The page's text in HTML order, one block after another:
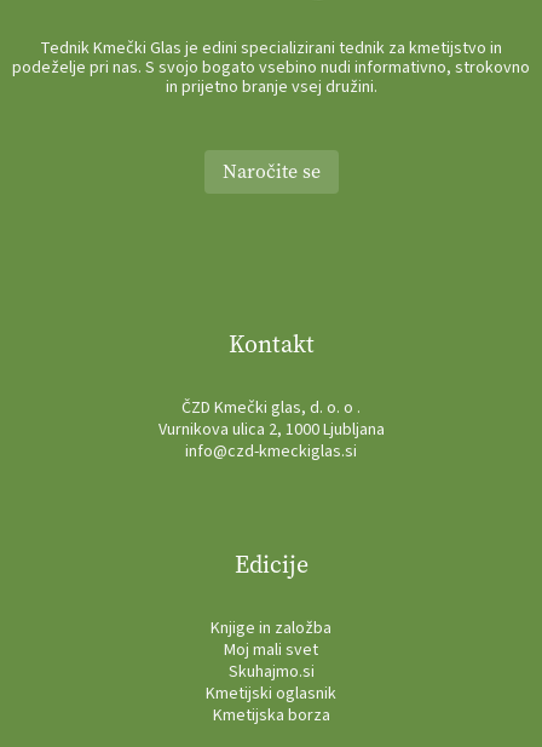
Tednik Kmečki Glas je edini specializirani tednik za kmetijstvo in
podeželje pri nas. S svojo bogato vsebino nudi informativno, strokovno
in prijetno branje vsej družini.
Naročite se
Kontakt
ČZD Kmečki glas, d. o. o .
Vurnikova ulica 2, 1000 Ljubljana
info@czd-kmeckiglas.si
Edicije
Knjige in založba
Moj mali svet
Skuhajmo.si
Kmetijski oglasnik
Kmetijska borza